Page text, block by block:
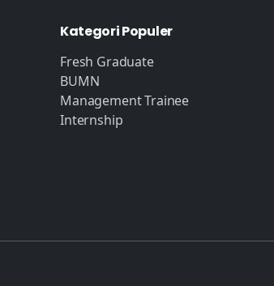
Kategori Populer
Fresh Graduate
BUMN
Management Trainee
Internship